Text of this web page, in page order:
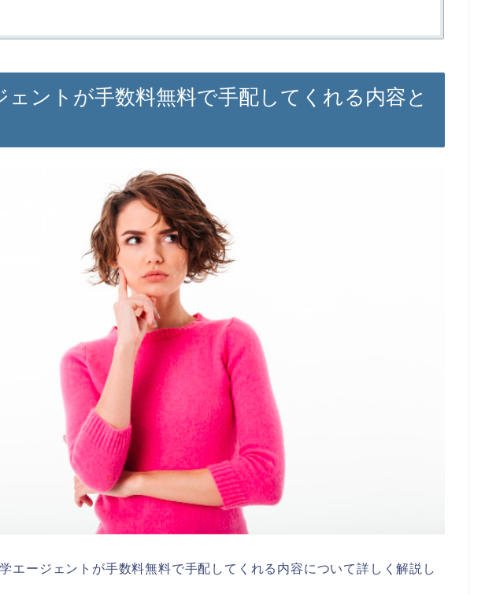
ェントが手数料無料で手配してくれる内容と
エージェントが手数料無料で手配してくれる内容について詳しく解説し